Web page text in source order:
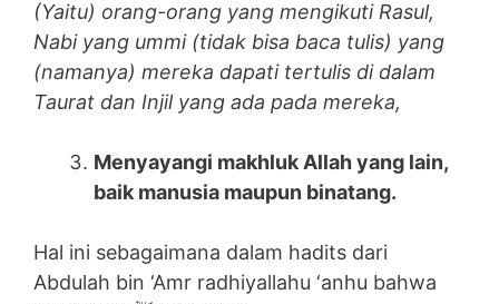
(Yaitu) orang-orang yang mengikuti Rasul,
Nabi yang ummi (tidak bisa baca tulis) yang
(namanya) mereka dapati tertulis di dalam
Taurat dan Injil yang ada pada mereka,
Menyayangi makhluk Allah yang lain,
baik manusia maupun binatang.
Hal ini sebagaimana dalam hadits dari
Abdulah bin ‘Amr radhiyallahu ‘anhu bahwa